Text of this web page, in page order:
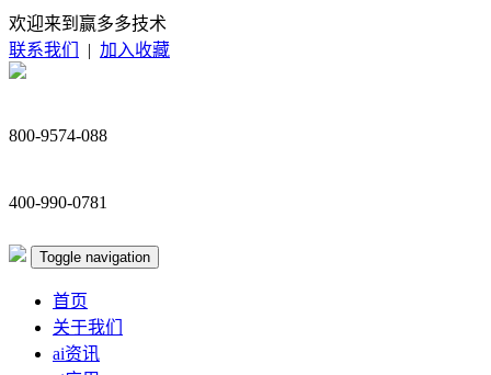
欢迎来到赢多多技术
联系我们
| 加入收藏
800-9574-088
400-990-0781
Toggle navigation
首页
关于我们
ai资讯